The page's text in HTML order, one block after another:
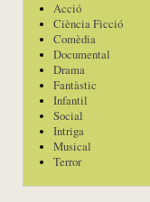
Acció
Ciència Ficció
Comèdia
Documental
Drama
Fantàstic
Infantil
Social
Intriga
Musical
Terror